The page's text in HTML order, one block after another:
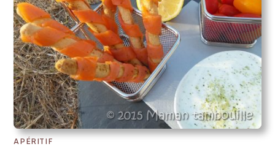
APÉRITIF